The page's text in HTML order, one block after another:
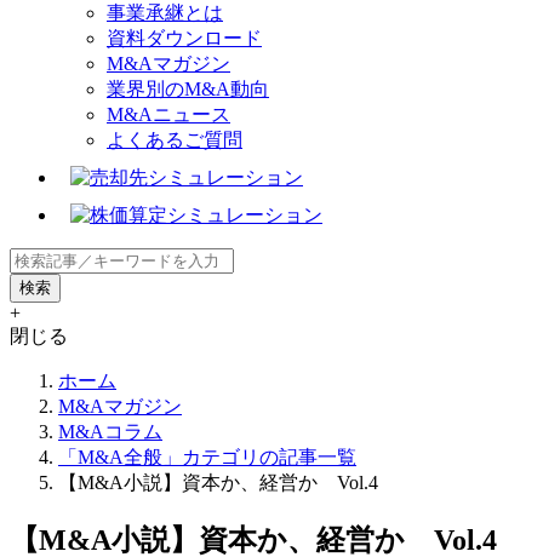
事業承継とは
資料ダウンロード
M&Aマガジン
業界別のM&A動向
M&Aニュース
よくあるご質問
+
閉じる
ホーム
M&Aマガジン
M&Aコラム
「M&A全般」カテゴリの記事一覧
【M&A小説】資本か、経営か Vol.4
【M&A小説】資本か、経営か Vol.4